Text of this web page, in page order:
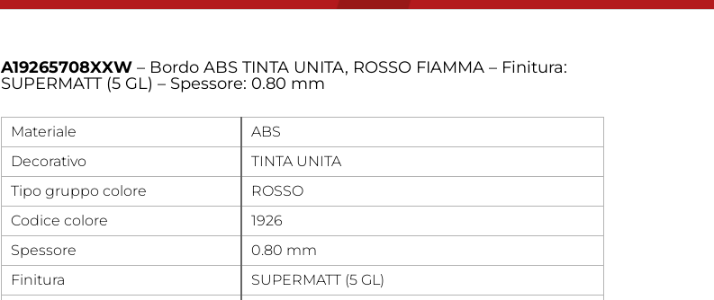
A19265708XXW – Bordo ABS TINTA UNITA, ROSSO FIAMMA – Finitura:
SUPERMATT (5 GL) – Spessore: 0.80 mm
Materiale
ABS
Decorativo
TINTA UNITA
Tipo gruppo colore
ROSSO
Codice colore
1926
Spessore
0.80 mm
Finitura
SUPERMATT (5 GL)